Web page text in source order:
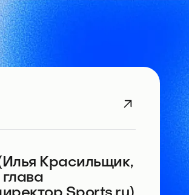
Красильщик,